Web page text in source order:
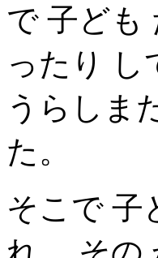
で 子ども
ったり し
うらしま
た。
そこで 子